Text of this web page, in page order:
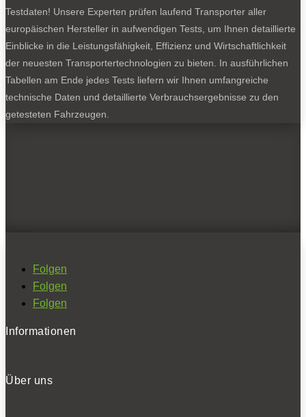
Testdaten! Unsere Experten prüfen laufend Transporter aller
europäischen Hersteller in aufwendigen Tests, um Ihnen detaillierte
Einblicke in die Leistungsfähigkeit, Effizienz und Wirtschaftlichkeit
der neuesten Transportertechnologien zu bieten. In ausführlichen
Tabellen am Ende jedes Tests liefern wir Ihnen umfangreiche
technische Daten und detaillierte Verbrauchsergebnisse zu den
getesteten Fahrzeugen.
Folgen
Folgen
Folgen
Informationen
Über uns